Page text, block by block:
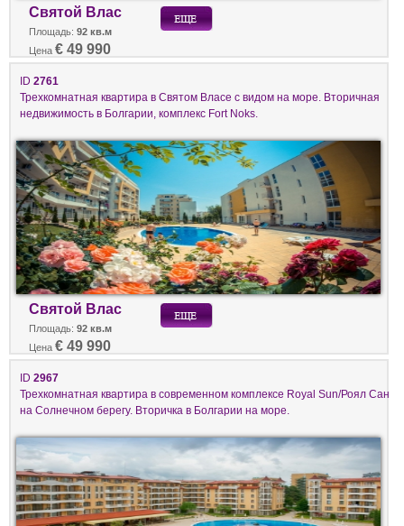
Святой Влас
Площадь: 92 кв.м
Цена € 49 990
ID 2761
Трехкомнатная квартира в Святом Власе с видом на море. Вторичная
недвижимость в Болгарии, комплекс Fort Noks.
Святой Влас
Площадь: 92 кв.м
Цена € 49 990
ID 2967
Трехкомнатная квартира в современном комплексе Royal Sun/Роял Сан
на Солнечном берегу. Вторичка в Болгарии на море.